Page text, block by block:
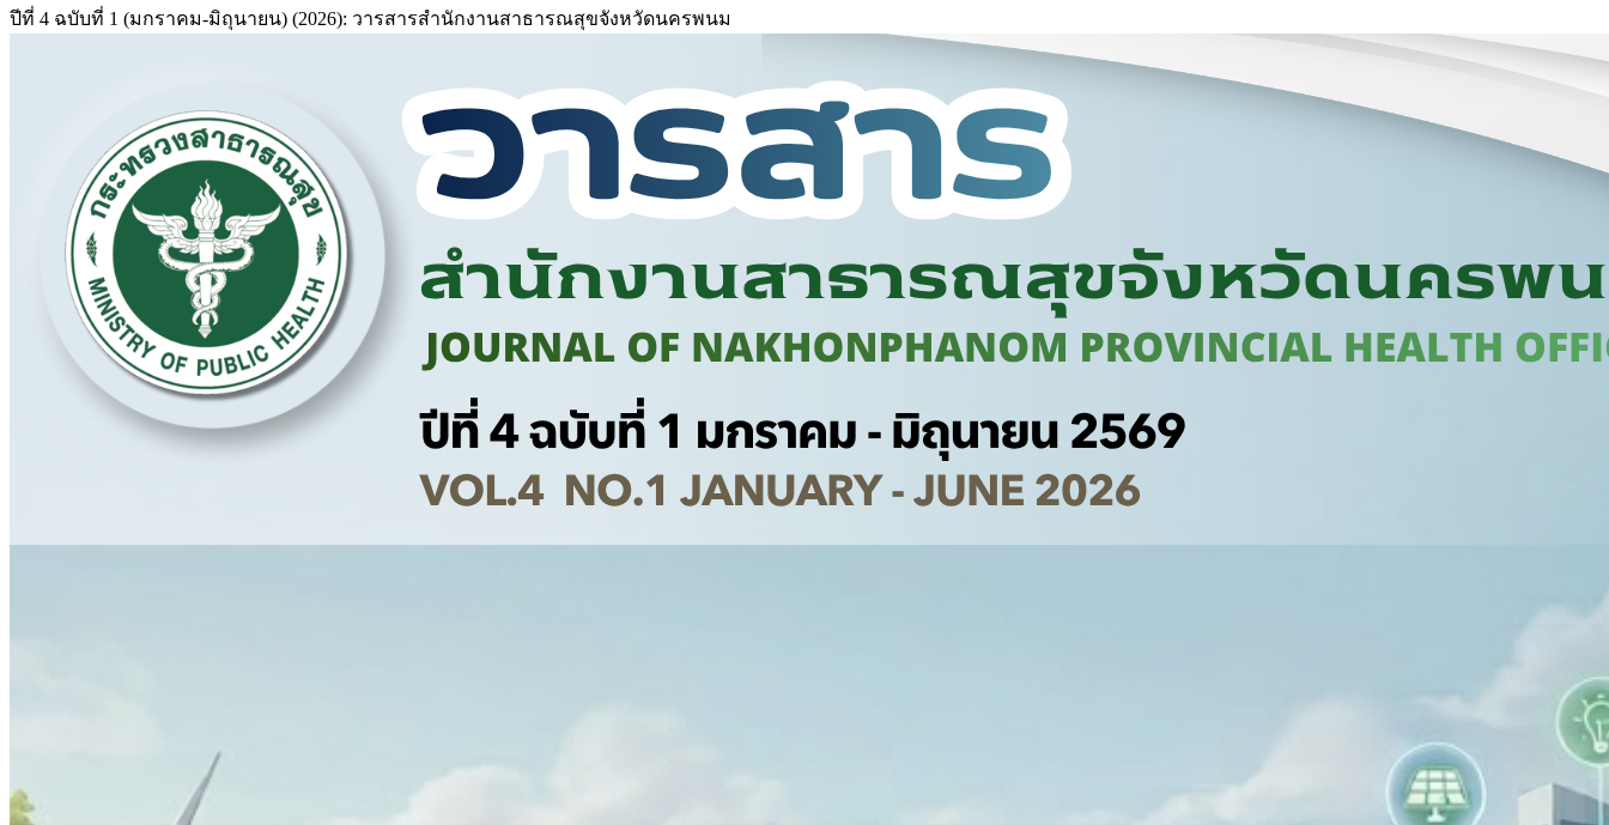
ปีที่ 4 ฉบับที่ 1 (มกราคม-มิถุนายน) (2026): วารสารสำนักงานสาธารณสุขจังหวัดนครพนม